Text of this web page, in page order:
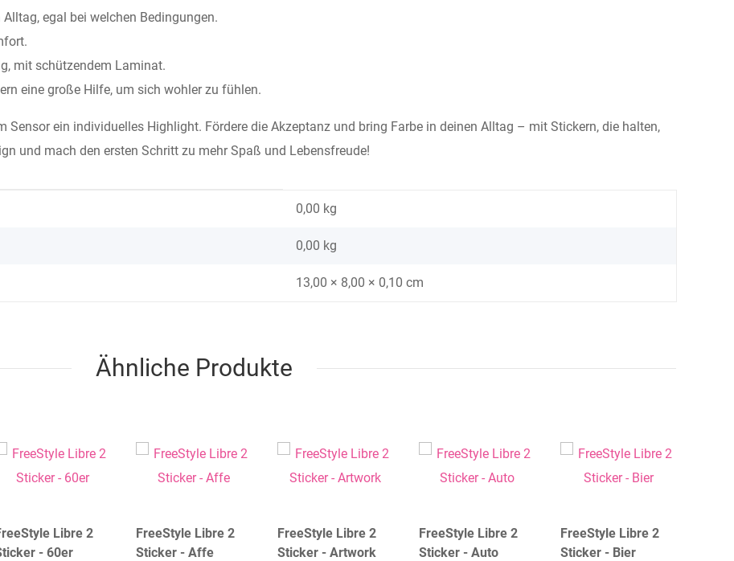
egal bei welchen Bedingungen.
mit schützendem Laminat.
eine große Hilfe, um sich wohler zu fühlen.
Sensor ein individuelles Highlight. Fördere die Akzeptanz und bring Farbe in deinen Alltag – mit Stickern, die halten,
und mach den ersten Schritt zu mehr Spaß und Lebensfreude!
0,00 kg
0,00 kg
13,00 × 8,00 × 0,10 cm
Ähnliche Produkte
Libre 2
- 60er
FreeStyle Libre 2
Sticker - Affe
FreeStyle Libre 2
Sticker - Artwork
FreeStyle Libre 2
Sticker - Auto
FreeStyle Libre 2
Sticker - Bier